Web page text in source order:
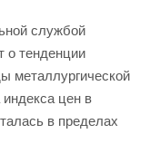
службой
о тенденции
металлургической
цен в
в пределах